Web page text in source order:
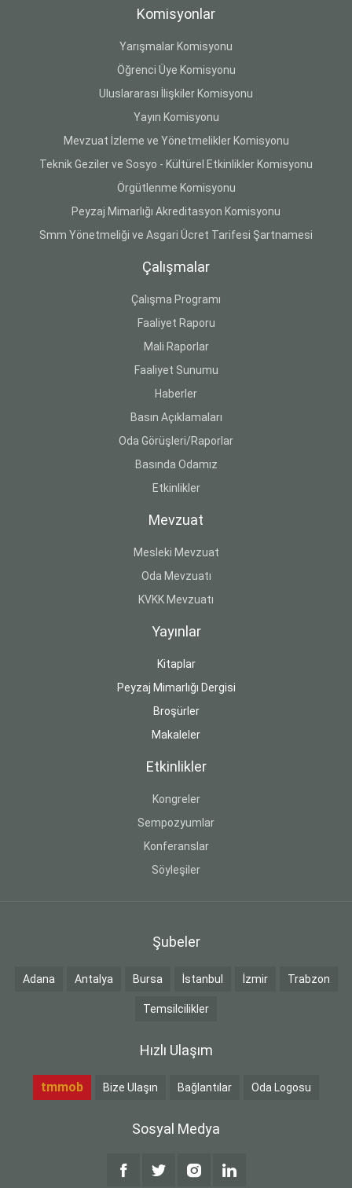
Komisyonlar
Yarışmalar Komisyonu
Öğrenci Üye Komisyonu
Uluslararası İlişkiler Komisyonu
Yayın Komisyonu
Mevzuat İzleme ve Yönetmelikler Komisyonu
Teknik Geziler ve Sosyo - Kültürel Etkinlikler Komisyonu
Örgütlenme Komisyonu
Peyzaj Mimarlığı Akreditasyon Komisyonu
Smm Yönetmeliği ve Asgari Ücret Tarifesi Şartnamesi
Çalışmalar
Çalışma Programı
Faaliyet Raporu
Mali Raporlar
Faaliyet Sunumu
Haberler
Basın Açıklamaları
Oda Görüşleri/Raporlar
Basında Odamız
Etkinlikler
Mevzuat
Mesleki Mevzuat
Oda Mevzuatı
KVKK Mevzuatı
Yayınlar
Kitaplar
Peyzaj Mimarlığı Dergisi
Broşürler
Makaleler
Etkinlikler
Kongreler
Sempozyumlar
Konferanslar
Söyleşiler
Şubeler
Adana Antalya Bursa İstanbul İzmir Trabzon
Temsilcilikler
Hızlı Ulaşım
tmmob Bize Ulaşın Bağlantılar Oda Logosu
Sosyal Medya